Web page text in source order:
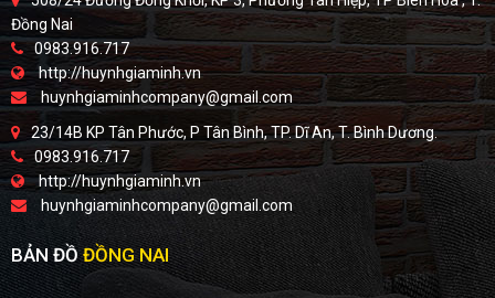
Đồng Nai
0983.916.717
http://huynhgiaminh.vn
huynhgiaminhcompany@gmail.com
23/14B KP Tân Phước, P Tân Bình, TP. Dĩ An, T. Bình Dương.
0983.916.717
http://huynhgiaminh.vn
huynhgiaminhcompany@gmail.com
BẢN ĐỒĐỒNG NAI